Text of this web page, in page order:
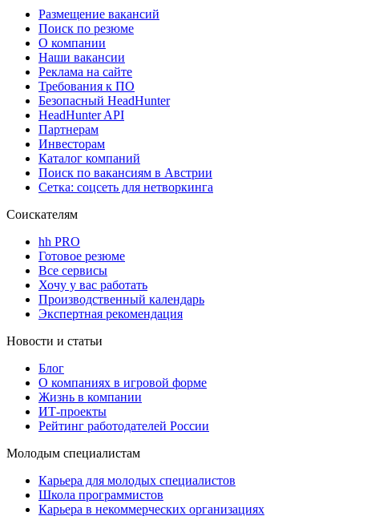
Размещение вакансий
Поиск по резюме
О компании
Наши вакансии
Реклама на сайте
Требования к ПО
Безопасный HeadHunter
HeadHunter API
Партнерам
Инвесторам
Каталог компаний
Поиск по вакансиям в Австрии
Сетка: соцсеть для нетворкинга
Соискателям
hh PRO
Готовое резюме
Все сервисы
Хочу у вас работать
Производственный календарь
Экспертная рекомендация
Новости и статьи
Блог
О компаниях в игровой форме
Жизнь в компании
ИТ-проекты
Рейтинг работодателей России
Молодым специалистам
Карьера для молодых специалистов
Школа программистов
Карьера в некоммерческих организациях